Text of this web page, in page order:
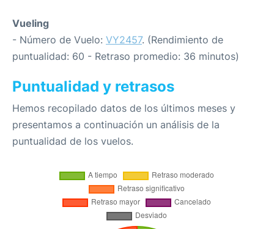
Vueling
- Número de Vuelo: VY2457. (Rendimiento de
puntualidad: 60 - Retraso promedio: 36 minutos)
Puntualidad y retrasos
Hemos recopilado datos de los últimos meses y
presentamos a continuación un análisis de la
puntualidad de los vuelos.